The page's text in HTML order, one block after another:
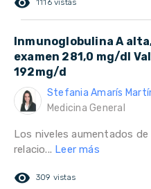
1116 vistas
Inmunoglobulina A
examen 281,0 mg/dl
192mg/d
Stefania Amarís
Medicina General
Los niveles aumentados
relacio... Leer más
remove_red_eye 309 vistas